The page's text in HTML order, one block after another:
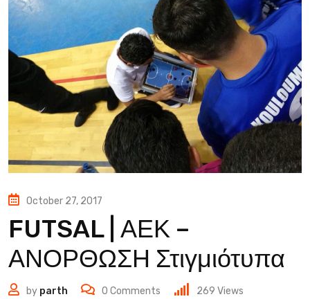
October 27, 2017
FUTSAL | ΑΕΚ –
ΑΝΟΡΘΩΣΗ Στιγμιότυπα
by parth 0 Comments 269 Views